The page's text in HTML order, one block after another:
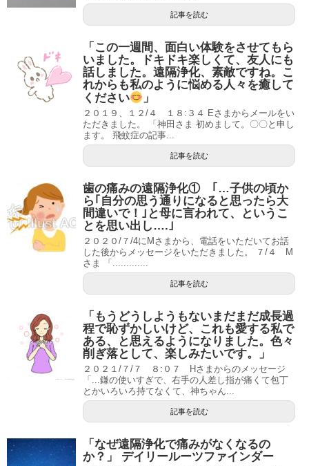
記事を読む
「この一週間、面白い体験をさせてもら
いました。ドキドキ楽しくて、友人にも
話しました。遠隔浄化、素敵ですね。こ
れからも私のように悩める人々を癒して
ください
」
２０１９、１２/４ １８:３４ Eさまからメールをい
ただきました。 「神田さま 初めまして。〇〇と申し
ます。 飛蚊症の記事...
記事を読む
歯の痛みの遠隔浄化① ｢…子供の頃か
ら｢自分の思う通りになると思ったら大
間違いで！｣と母に言われて、というこ
とを思い出し….｣
２０２０/７/4にMさまから、電話をいただいてお話
した後からメッセージをいただきました。 ７/４ M
さま 「.............
記事を読む
「もうどうしようもないまだまだ成長過
程で恥ずかしいけど、これも愛する私で
ある、と思えるようになりました。色々
削ぎ落として、楽しみたいです。」
２０２１/７/７ ８:０７ Hさまからのメッセージ
「...鎌の使いすぎで、右手の人差し指が痛くて包丁
とかいろいろ持てなくて、神ちゃん...
記事を読む
「なぜ遠隔浄化で痛みがなくなるの
か？」 デイリールーツファインダー